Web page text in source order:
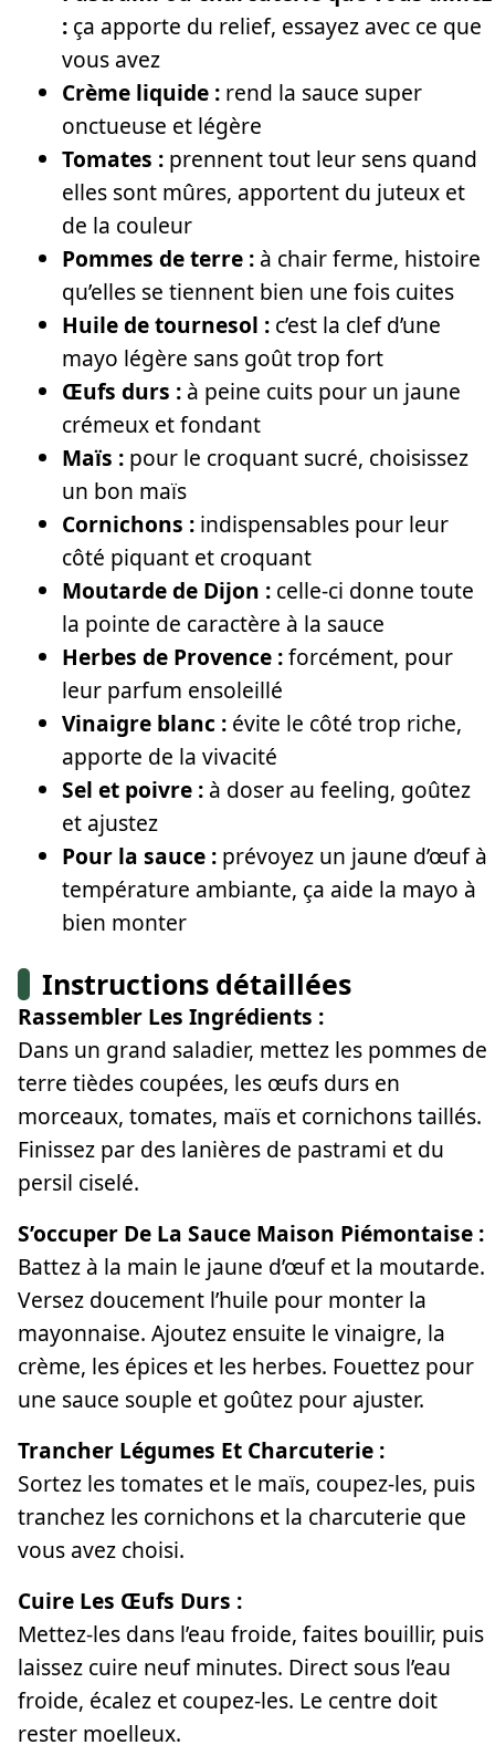
: ça apporte du relief, essayez avec ce que
vous avez
Crème liquide : rend la sauce super
onctueuse et légère
Tomates : prennent tout leur sens quand
elles sont mûres, apportent du juteux et
de la couleur
Pommes de terre : à chair ferme, histoire
qu’elles se tiennent bien une fois cuites
Huile de tournesol : c’est la clef d’une
mayo légère sans goût trop fort
Œufs durs : à peine cuits pour un jaune
crémeux et fondant
Maïs : pour le croquant sucré, choisissez
un bon maïs
Cornichons : indispensables pour leur
côté piquant et croquant
Moutarde de Dijon : celle-ci donne toute
la pointe de caractère à la sauce
Herbes de Provence :forcément, pour
leur parfum ensoleillé
Vinaigre blanc : évite le côté trop riche,
apporte de la vivacité
Sel et poivre : à doser au feeling, goûtez
et ajustez
Pour la sauce : prévoyez un jaune d’œuf à
température ambiante, ça aide la mayo à
bien monter
Instructions détaillées
Rassembler Les Ingrédients :
Dans un grand saladier, mettez les pommes de
terre tièdes coupées, les œufs durs en
morceaux, tomates, maïs et cornichons taillés.
Finissez par des lanières de pastrami et du
persil ciselé.
S’occuper De La Sauce Maison Piémontaise :
Battez à la main le jaune d’œuf et la moutarde.
Versez doucement l’huile pour monter la
mayonnaise. Ajoutez ensuite le vinaigre, la
crème, les épices et les herbes. Fouettez pour
une sauce souple et goûtez pour ajuster.
Trancher Légumes Et Charcuterie :
Sortez les tomates et le maïs, coupez-les, puis
tranchez les cornichons et la charcuterie que
vous avez choisi.
Cuire Les Œufs Durs :
Mettez-les dans l’eau froide, faites bouillir, puis
laissez cuire neuf minutes. Direct sous l’eau
froide, écalez et coupez-les. Le centre doit
rester moelleux.